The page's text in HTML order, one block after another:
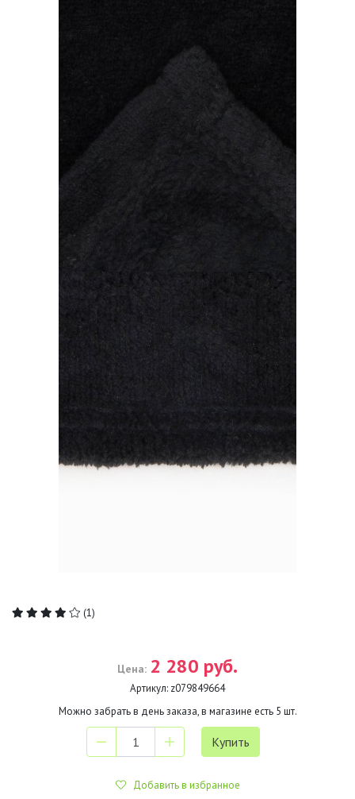
(1)
Цена: 2 280 руб.
Артикул: z079849664
Можно забрать в день заказа, в магазине есть 5 шт.
Добавить в избранное